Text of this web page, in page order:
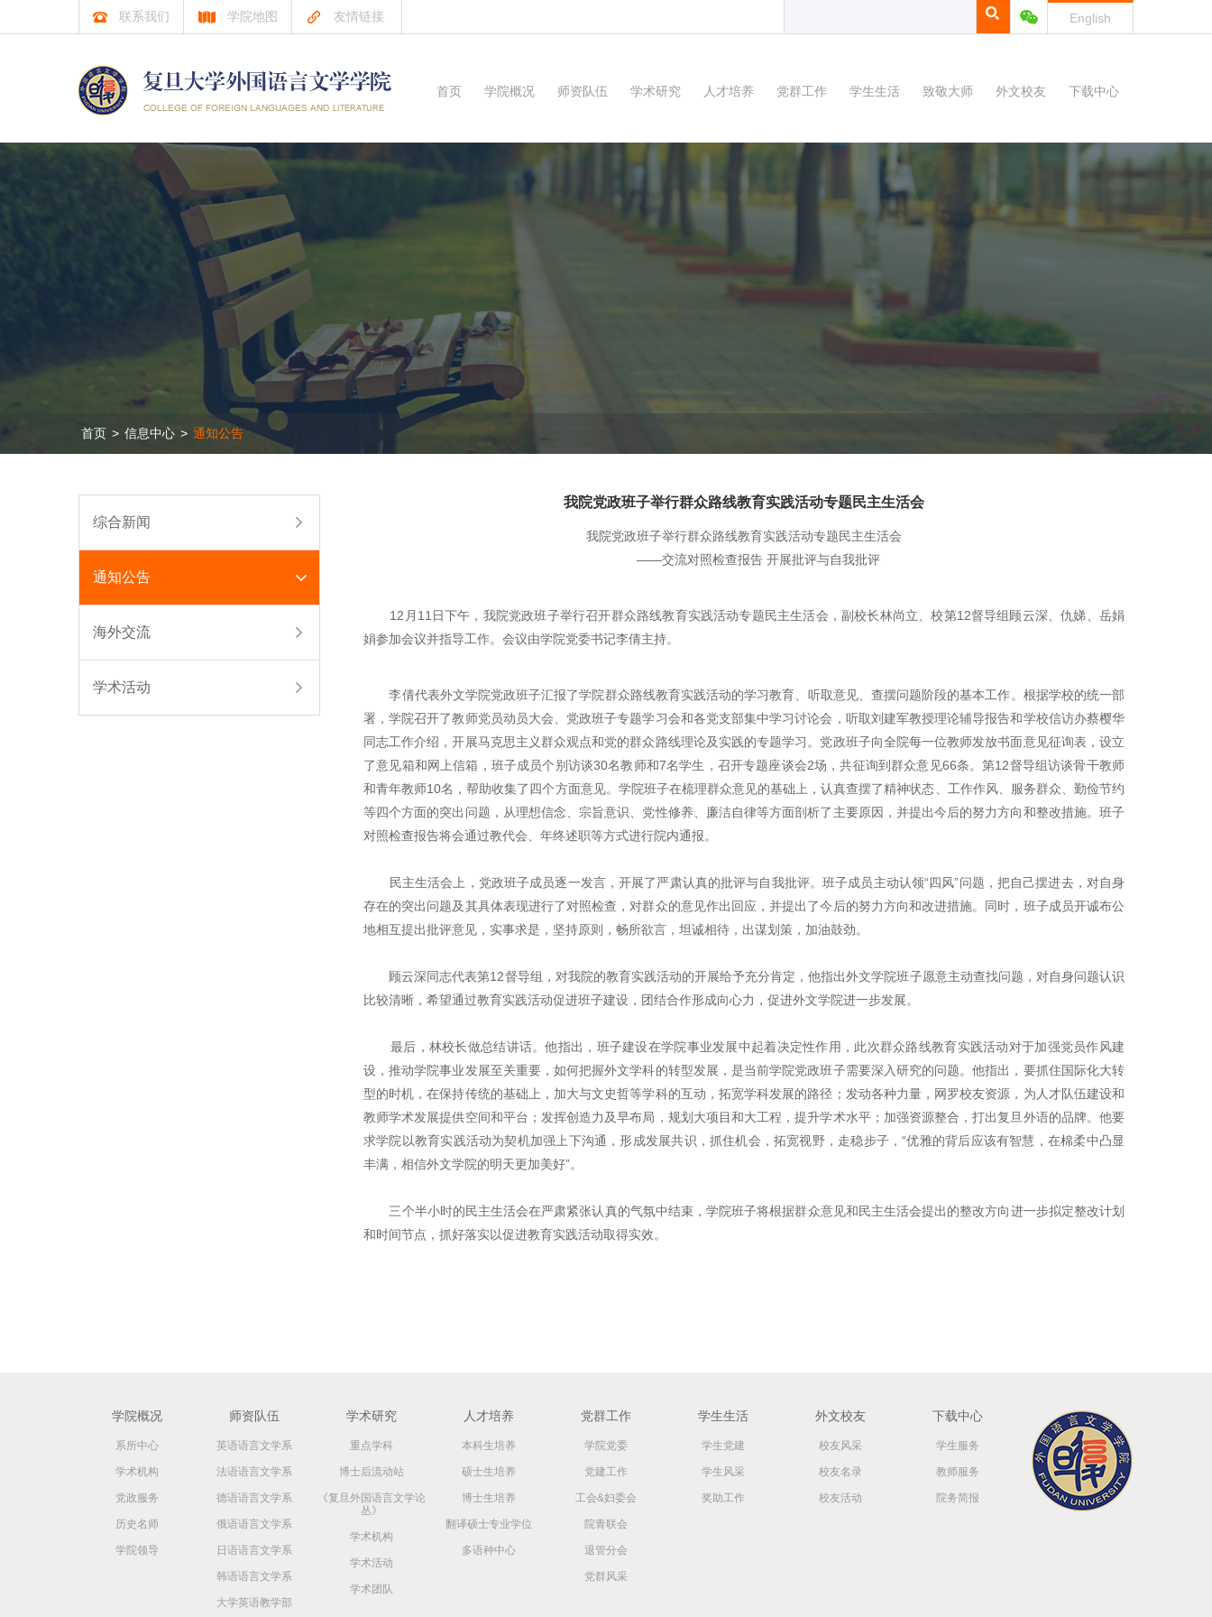
联系我们 学院地图 友情链接 English
首页 学院概况 师资队伍 学术研究 人才培养 党群工作 学生生活 致敬大师 外文校友 下载中心
首页 > 信息中心 > 通知公告
综合新闻
通知公告
海外交流
学术活动
我院党政班子举行群众路线教育实践活动专题民主生活会
我院党政班子举行群众路线教育实践活动专题民主生活会
——交流对照检查报告 开展批评与自我批评
12月11日下午，我院党政班子举行召开群众路线教育实践活动专题民主生活会，副校长林尚立、校第12督导组顾云深、仇娣、岳娟
娟参加会议并指导工作。会议由学院党委书记李倩主持。
李倩代表外文学院党政班子汇报了学院群众路线教育实践活动的学习教育、听取意见、查摆问题阶段的基本工作。根据学校的统一部
署，学院召开了教师党员动员大会、党政班子专题学习会和各党支部集中学习讨论会，听取刘建军教授理论辅导报告和学校信访办蔡樱华
同志工作介绍，开展马克思主义群众观点和党的群众路线理论及实践的专题学习。党政班子向全院每一位教师发放书面意见征询表，设立
了意见箱和网上信箱，班子成员个别访谈30名教师和7名学生，召开专题座谈会2场，共征询到群众意见66条。第12督导组访谈骨干教师
和青年教师10名，帮助收集了四个方面意见。学院班子在梳理群众意见的基础上，认真查摆了精神状态、工作作风、服务群众、勤俭节约
等四个方面的突出问题，从理想信念、宗旨意识、党性修养、廉洁自律等方面剖析了主要原因，并提出今后的努力方向和整改措施。班子
对照检查报告将会通过教代会、年终述职等方式进行院内通报。
民主生活会上，党政班子成员逐一发言，开展了严肃认真的批评与自我批评。班子成员主动认领“四风”问题，把自己摆进去，对自身
存在的突出问题及其具体表现进行了对照检查，对群众的意见作出回应，并提出了今后的努力方向和改进措施。同时，班子成员开诚布公
地相互提出批评意见，实事求是，坚持原则，畅所欲言，坦诚相待，出谋划策，加油鼓劲。
顾云深同志代表第12督导组，对我院的教育实践活动的开展给予充分肯定，他指出外文学院班子愿意主动查找问题，对自身问题认识
比较清晰，希望通过教育实践活动促进班子建设，团结合作形成向心力，促进外文学院进一步发展。
最后，林校长做总结讲话。他指出，班子建设在学院事业发展中起着决定性作用，此次群众路线教育实践活动对于加强党员作风建
设，推动学院事业发展至关重要，如何把握外文学科的转型发展，是当前学院党政班子需要深入研究的问题。他指出，要抓住国际化大转
型的时机，在保持传统的基础上，加大与文史哲等学科的互动，拓宽学科发展的路径；发动各种力量，网罗校友资源，为人才队伍建设和
教师学术发展提供空间和平台；发挥创造力及早布局，规划大项目和大工程，提升学术水平；加强资源整合，打出复旦外语的品牌。他要
求学院以教育实践活动为契机加强上下沟通，形成发展共识，抓住机会，拓宽视野，走稳步子，“优雅的背后应该有智慧，在棉柔中凸显
丰满，相信外文学院的明天更加美好”。
三个半小时的民主生活会在严肃紧张认真的气氛中结束，学院班子将根据群众意见和民主生活会提出的整改方向进一步拟定整改计划
和时间节点，抓好落实以促进教育实践活动取得实效。
学院概况
系所中心
学术机构
党政服务
历史名师
学院领导
师资队伍
英语语言文学系
法语语言文学系
德语语言文学系
俄语语言文学系
日语语言文学系
韩语语言文学系
大学英语教学部
学术研究
重点学科
博士后流动站
《复旦外国语言文学论
丛》
学术机构
学术活动
学术团队
人才培养
本科生培养
硕士生培养
博士生培养
翻译硕士专业学位
多语种中心
党群工作
学院党委
党建工作
工会&妇委会
院青联会
退管分会
党群风采
学生生活
学生党建
学生风采
奖助工作
外文校友
校友风采
校友名录
校友活动
下载中心
学生服务
教师服务
院务简报